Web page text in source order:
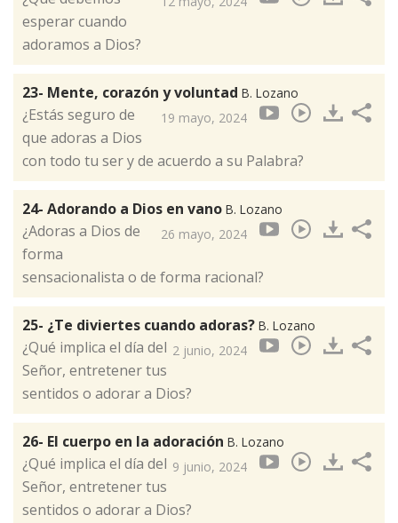
esperar cuando
adoramos a Dios?
23- Mente, corazón y voluntad B. Lozano
19 mayo, 2024
¿Estás seguro de
que adoras a Dios
con todo tu ser y de acuerdo a su Palabra?
24- Adorando a Dios en vano B. Lozano
26 mayo, 2024
¿Adoras a Dios de
forma
sensacionalista o de forma racional?
25- ¿Te diviertes cuando adoras? B. Lozano
2 junio, 2024
¿Qué implica el día del
Señor, entretener tus
sentidos o adorar a Dios?
26- El cuerpo en la adoración B. Lozano
9 junio, 2024
¿Qué implica el día del
Señor, entretener tus
sentidos o adorar a Dios?